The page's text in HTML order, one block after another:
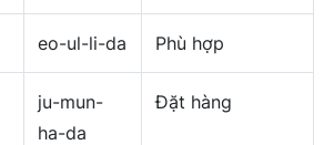
eo-ul-li-da Phù hợp
ju-mun-
ha-da
Đặt hàng